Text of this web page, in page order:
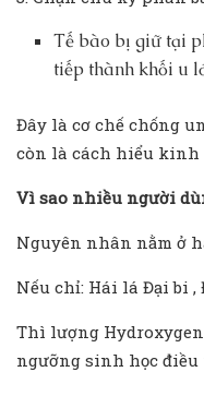
Tế bào bị giữ tại
tiếp thành khối u
Đây là cơ chế chống
còn là cách hiểu kinh
Vì sao nhiều người
Nguyên nhân nằm ở
Nếu chỉ: Hái lá Đại bi
Thì lượng
ngưỡng sinh học điều